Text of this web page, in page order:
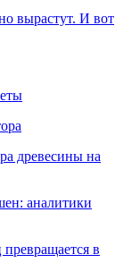
вырастут. И вот
древесины на
аналитики
в